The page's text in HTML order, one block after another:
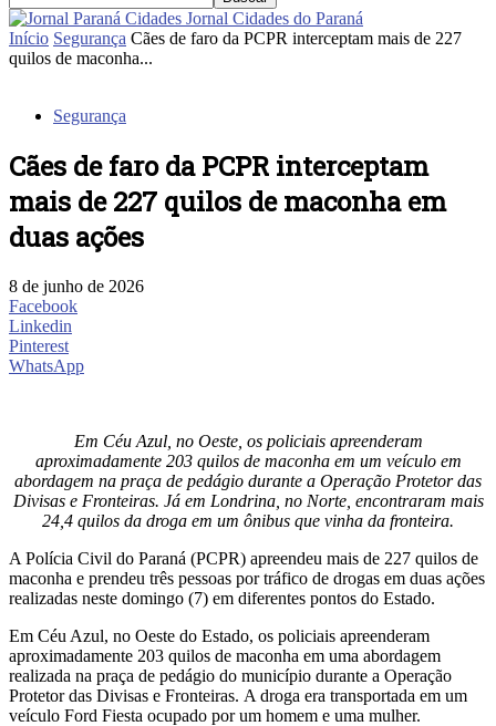
Jornal Cidades do Paraná
Início Segurança Cães de faro da PCPR interceptam mais de 227
quilos de maconha...
Segurança
Cães de faro da PCPR interceptam
mais de 227 quilos de maconha em
duas ações
8 de junho de 2026
Facebook
Linkedin
Pinterest
WhatsApp
Em Céu Azul, no Oeste, os policiais apreenderam
aproximadamente 203 quilos de maconha em um veículo em
abordagem na praça de pedágio durante a Operação Protetor das
Divisas e Fronteiras. Já em Londrina, no Norte, encontraram mais
24,4 quilos da droga em um ônibus que vinha da fronteira.
A Polícia Civil do Paraná (PCPR) apreendeu mais de 227 quilos de
maconha e prendeu três pessoas por tráfico de drogas em duas ações
realizadas neste domingo (7) em diferentes pontos do Estado.
Em Céu Azul, no Oeste do Estado, os policiais apreenderam
aproximadamente 203 quilos de maconha em uma abordagem
realizada na praça de pedágio do município durante a Operação
Protetor das Divisas e Fronteiras. A droga era transportada em um
veículo Ford Fiesta ocupado por um homem e uma mulher.